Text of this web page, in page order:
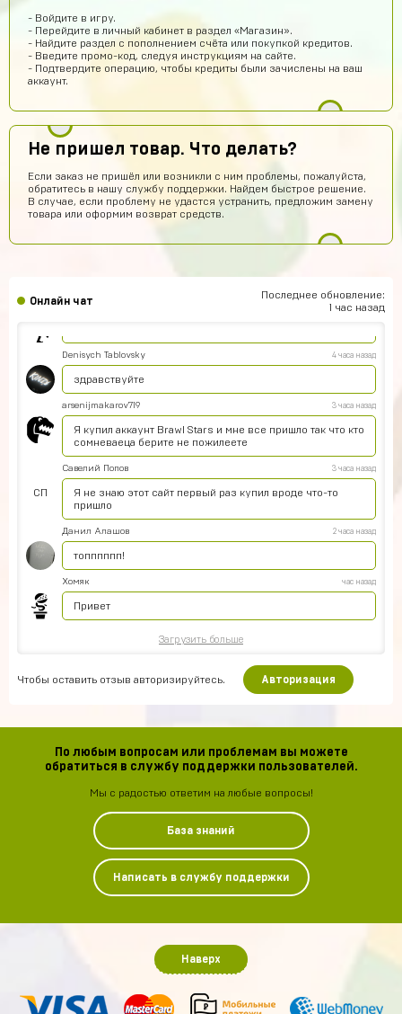
- Войдите в игру.
- Перейдите в личный кабинет в раздел «Магазин».
- Найдите раздел с пополнением счёта или покупкой кредитов.
- Введите промо-код, следуя инструкциям на сайте.
- Подтвердите операцию, чтобы кредиты были зачислены на ваш
аккаунт.
Не пришел товар. Что делать?
Если заказ не пришёл или возникли с ним проблемы, пожалуйста,
обратитесь в нашу службу поддержки. Найдем быстрое решение.
В случае, если проблему не удастся устранить, предложим замену
товара или оформим возврат средств.
Онлайн чат
Последнее обновление:
1 час назад
Получил акаунт все работает
vladimirleonov155
Я купил акк
МД
10 часов назад
Привет
Тимур Абдуллаев
Норм
Дании Бабин 7 часов назад
Re:пингвин 6 часов назад
Denisych Tablovsky 4 часа назад
здравствуйте
arsenijmakarov719 3 часа назад
Я купил аккаунт Brawl Stars и мне все пришло так что кто
сомневаеца берите не пожилеете
СП
Савелий Попов 3 часа назад
Я не знаю этот сайт первый раз купил вроде что-то
пришло
Данил Алашов 2 часа назад
топппппп!
Хомяк час назад
Привет
Загрузить больше
Чтобы оставить отзыв авторизируйтесь. Авторизация
По любым вопросам или проблемам вы можете
обратиться в службу поддержки пользователей.
Мы с радостью ответим на любые вопросы!
База знаний
Написать в службу поддержки
Наверх